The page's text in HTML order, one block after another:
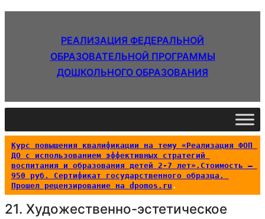
РЕАЛИЗАЦИЯ ФЕДЕРАЛЬНОЙ
ОБРАЗОВАТЕЛЬНОЙ ПРОГРАММЫ
ДОШКОЛЬНОГО ОБРАЗОВАНИЯ
Курс повышения квалификации на тему «Реализация ФОП
ДО с использованием эффективных стратегий
воспитания и образования детей 2-7 лет».Стоимость –
950 руб. Сертификат государственного образца.
Прошел рецензирование на dpomos.ru .
21. Художественно-эстетическое